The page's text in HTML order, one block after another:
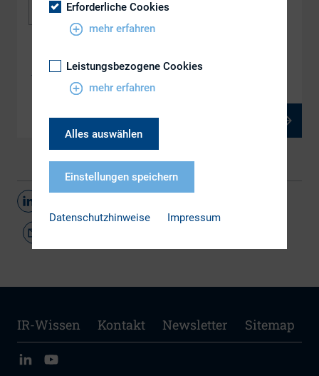
DOWNLOAD
ws_2.2
IR-Wissen Kontakt Newsletter Sitemap
Erforderliche Cookies
mehr erfahren
Leistungsbezogene Cookies
mehr erfahren
Alles auswählen
Einstellungen speichern
Datenschutzhinweise Impressum